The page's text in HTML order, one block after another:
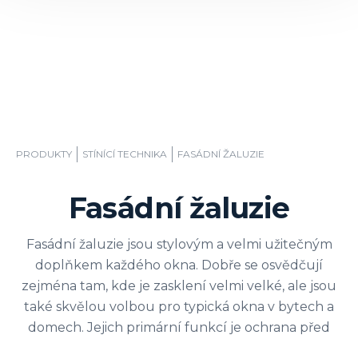
PRODUKTY STÍNÍCÍ TECHNIKA FASÁDNÍ ŽALUZIE
Fasádní žaluzie
Fasádní žaluzie jsou stylovým a velmi užitečným
doplňkem každého okna. Dobře se osvědčují
zejména tam, kde je zasklení velmi velké, ale jsou
také skvělou volbou pro typická okna v bytech a
domech. Jejich primární funkcí je ochrana před